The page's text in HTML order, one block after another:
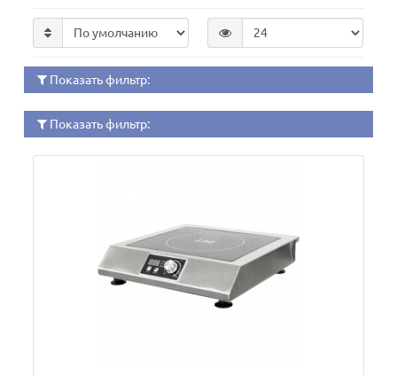
Показать фильтр:
Показать фильтр: